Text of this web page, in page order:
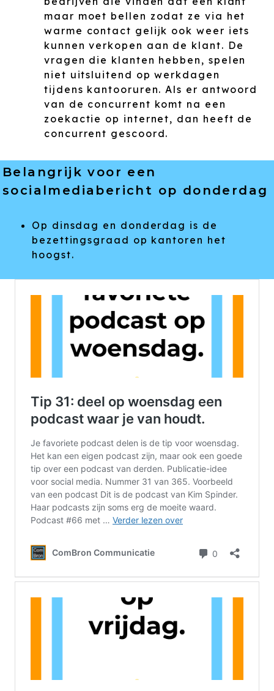
maar moet bellen zodat ze via het
warme contact gelijk ook weer iets
kunnen verkopen aan de klant. De
vragen die klanten hebben, spelen
niet uitsluitend op werkdagen
tijdens kantooruren. Als er antwoord
van de concurrent komt na een
zoekactie op internet, dan heeft de
concurrent gescoord.
Belangrijk voor een
socialmediabericht op donderdag
Op dinsdag en donderdag is de
bezettingsgraad op kantoren het
hoogst.